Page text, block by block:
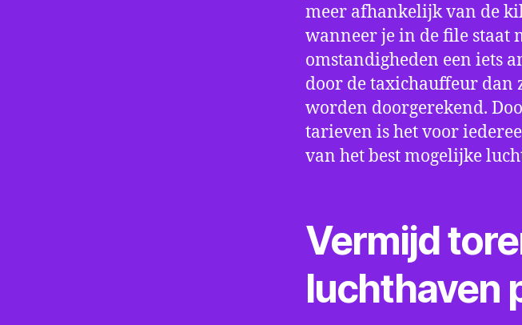
meer afhankelijk van de
wanneer je in de file staat
omstandigheden een iets
door de taxichauffeur dan
worden doorgerekend.
tarieven is het voor
van het best mogelijke
Vermijd
luchthaven